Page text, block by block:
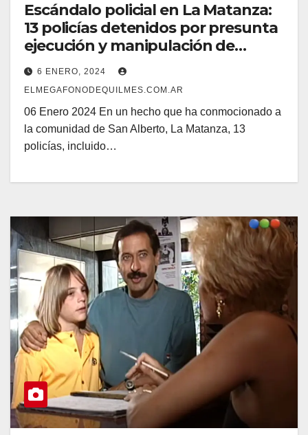
Escándalo policial en La Matanza:
13 policías detenidos por presunta
ejecución y manipulación de
pruebas
6 ENERO, 2024
ELMEGAFONODEQUILMES.COM.AR
06 Enero 2024 En un hecho que ha conmocionado a
la comunidad de San Alberto, La Matanza, 13
policías, incluido…